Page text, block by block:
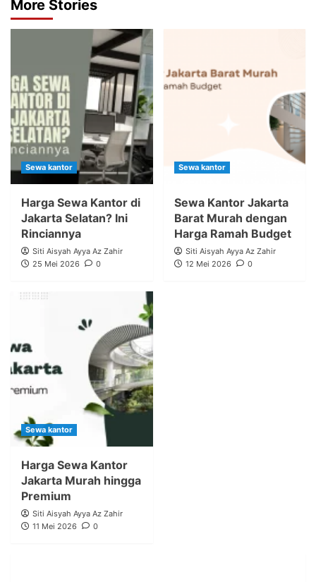
More Stories
Sewa kantor
Harga Sewa Kantor di
Jakarta Selatan? Ini
Rinciannya
Siti Aisyah Ayya Az Zahir
25 Mei 2026
0
Sewa kantor
Sewa Kantor Jakarta
Barat Murah dengan
Harga Ramah Budget
Siti Aisyah Ayya Az Zahir
12 Mei 2026
0
Sewa kantor
Harga Sewa Kantor
Jakarta Murah hingga
Premium
Siti Aisyah Ayya Az Zahir
11 Mei 2026
0